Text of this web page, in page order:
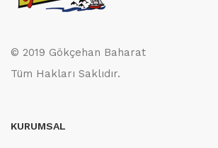
© 2019 Gökçehan Baharat
Tüm Hakları Saklıdır.
KURUMSAL